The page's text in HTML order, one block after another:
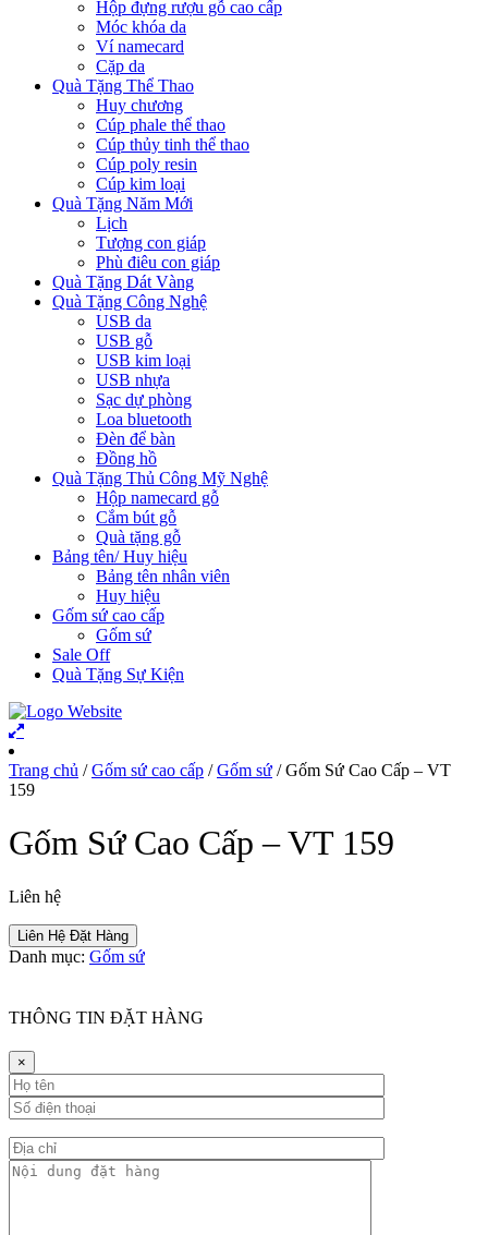
Hộp đựng rượu gỗ cao cấp
Móc khóa da
Ví namecard
Cặp da
Quà Tặng Thể Thao
Huy chương
Cúp phale thể thao
Cúp thủy tinh thể thao
Cúp poly resin
Cúp kim loại
Quà Tặng Năm Mới
Lịch
Tượng con giáp
Phù điêu con giáp
Quà Tặng Dát Vàng
Quà Tặng Công Nghệ
USB da
USB gỗ
USB kim loại
USB nhựa
Sạc dự phòng
Loa bluetooth
Đèn để bàn
Đồng hồ
Quà Tặng Thủ Công Mỹ Nghệ
Hộp namecard gỗ
Cắm bút gỗ
Quà tặng gỗ
Bảng tên/ Huy hiệu
Bảng tên nhân viên
Huy hiệu
Gốm sứ cao cấp
Gốm sứ
Sale Off
Quà Tặng Sự Kiện
Trang chủ /Gốm sứ cao cấp /Gốm sứ / Gốm Sứ Cao Cấp – VT
159
Gốm Sứ Cao Cấp – VT 159
Liên hệ
Liên Hệ Đặt Hàng
Danh mục: Gốm sứ
THÔNG TIN ĐẶT HÀNG
×